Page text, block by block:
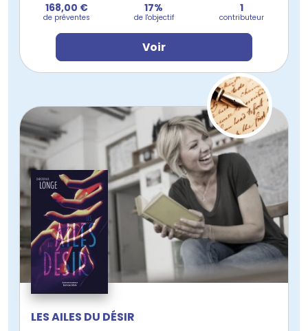
168,00 €
de préventes
17%
de l'objectif
1
contributeur
Voir
LES AILES DU DÉSIR